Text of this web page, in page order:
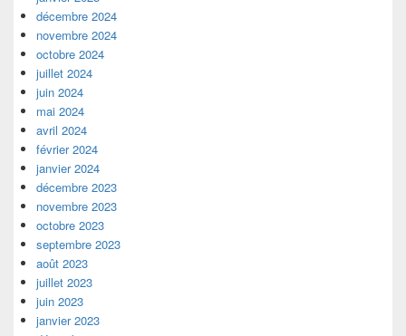
décembre 2024
novembre 2024
octobre 2024
juillet 2024
juin 2024
mai 2024
avril 2024
février 2024
janvier 2024
décembre 2023
novembre 2023
octobre 2023
septembre 2023
août 2023
juillet 2023
juin 2023
janvier 2023